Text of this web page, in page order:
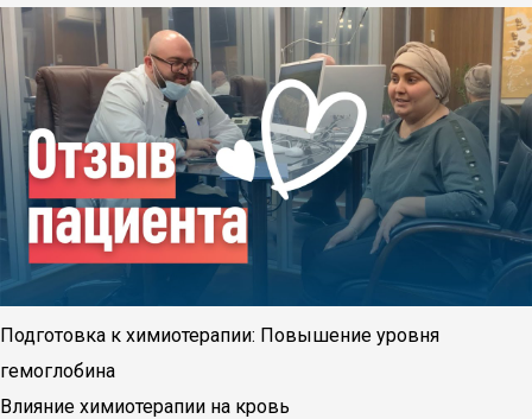
Подготовка к химиотерапии: Повышение уровня
гемоглобина
Влияние химиотерапии на кровь